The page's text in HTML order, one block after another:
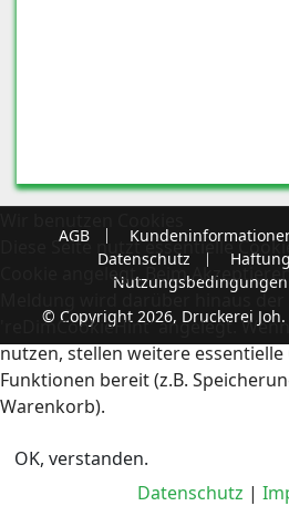
AGB
Datenschutz
Nutzungsbedingungen
© Copyright 2026, Druckerei Joh.
Diese Seite nutzt essentielle
Cookie angelegt. Beim
Meldung wird darüber hinaus der
'reDimCookieHint' angelegt.
nutzen, stellen weitere
Funktionen bereit (z.B.
Warenkorb).
OK, verstanden.
Datenschutz |